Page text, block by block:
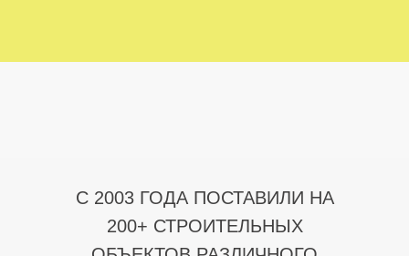
С 2003 ГОДА ПОСТАВИЛИ НА
200+ СТРОИТЕЛЬНЫХ